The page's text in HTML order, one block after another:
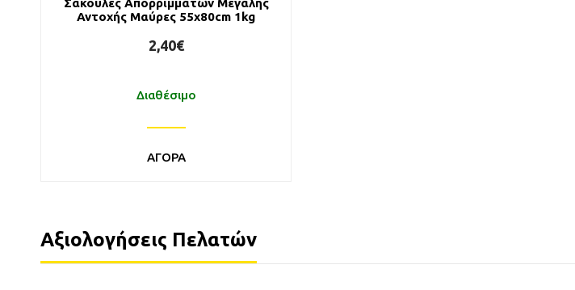
Σακούλες Απορριμμάτων Μεγάλης
Αντοχής Μαύρες 55x80cm 1kg
2,40€
Διαθέσιμο
ΑΓΟΡΑ
Αξιολογήσεις Πελατών